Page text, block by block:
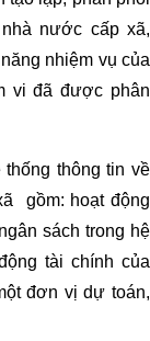
nước cấp xã,
nhiệm vụ của
vi đã được phân
thông tin về
gồm: hoạt động
sách trong hệ
tài chính của
đơn vị dự toán,